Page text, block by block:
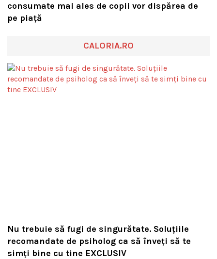
consumate mai ales de copii vor dispărea de
pe piață
CALORIA.RO
Nu trebuie să fugi de singurătate. Soluțiile
recomandate de psiholog ca să înveți să te
simți bine cu tine EXCLUSIV